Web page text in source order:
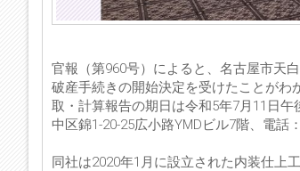
官報（第960号）によると、名古屋市天
破産手続きの開始決定を受けたことがわ
取・計算報告の期日は令和5年7月11日
中区錦1-20-25広小路YMDビル7階、電話
同社は2020年1月に設立された内装仕上